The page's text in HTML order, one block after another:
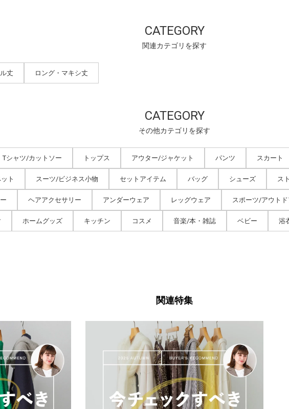
CATEGORY
関連カテゴリを探す
丈 ロング・マキシ丈
CATEGORY
その他カテゴリを探す
Tシャツ/カットソー トップス アウター/ジャケット パンツ スカート
ト スーツ/ビジネス小物 セットアイテム バッグ シューズ ス
ヘアアクセサリー アンダーウェア レッグウェア スポーツ/アウトド
ホームグッズ キッチン コスメ 音楽/本・雑誌 ベビー 浴
関連特集